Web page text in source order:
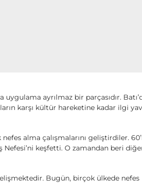
ayrılmaz bir parçasıdır.
karşı kültür hareketine kadar ilgi
alma çalışmalarını geliştirdiler.
Nefesi’ni keşfetti. O zamandan beri
Bugün, birçok ülkede nefes